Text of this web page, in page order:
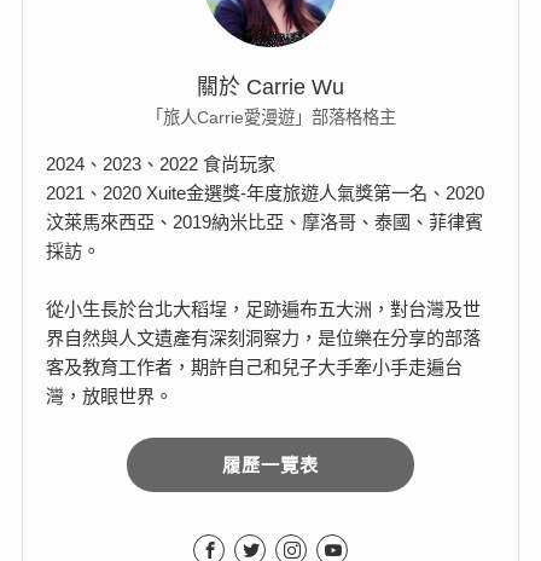
關於 Carrie Wu
「旅人Carrie愛漫遊」部落格格主
2024、2023、2022 食尚玩家
2021、2020 Xuite金選獎-年度旅遊人氣獎第一名、2020
汶萊馬來西亞、2019納米比亞、摩洛哥、泰國、菲律賓
採訪。
從小生長於台北大稻埕，足跡遍布五大洲，對台灣及世
界自然與人文遺產有深刻洞察力，是位樂在分享的部落
客及教育工作者，期許自己和兒子大手牽小手走遍台
灣，放眼世界。
履歷一覽表